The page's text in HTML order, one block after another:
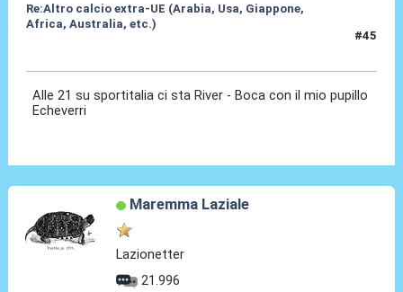
Re:Altro calcio extra-UE (Arabia, Usa, Giappone,
Africa, Australia, etc.)
#45
Alle 21 su sportitalia ci sta River - Boca con il mio pupillo
Echeverri
Maremma Laziale
Lazionetter
21.996